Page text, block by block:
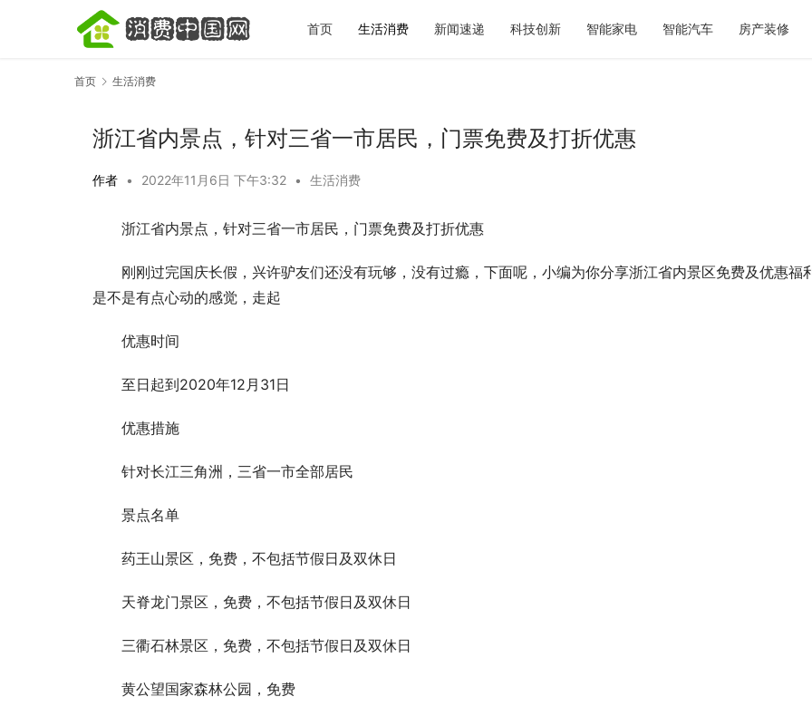
首页 生活消费 新闻速递 科技创新 智能家电 智能汽车 房产装修
首页 生活消费
浙江省内景点，针对三省一市居民，门票免费及打折优惠
作者 • 2022年11月6日 下午3:32 • 生活消费
浙江省内景点，针对三省一市居民，门票免费及打折优惠
刚刚过完国庆长假，兴许驴友们还没有玩够，没有过瘾，下面呢，小编为你分享浙江省内景区免费及优惠福
是不是有点心动的感觉，走起
优惠时间
至日起到2020年12月31日
优惠措施
针对长江三角洲，三省一市全部居民
景点名单
药王山景区，免费，不包括节假日及双休日
天脊龙门景区，免费，不包括节假日及双休日
三衢石林景区，免费，不包括节假日及双休日
黄公望国家森林公园，免费
宋城一梦越千年｜全场景文旅体验盘点，看
秋天第一杯奶茶如何选？暖燕现炖滋养给出